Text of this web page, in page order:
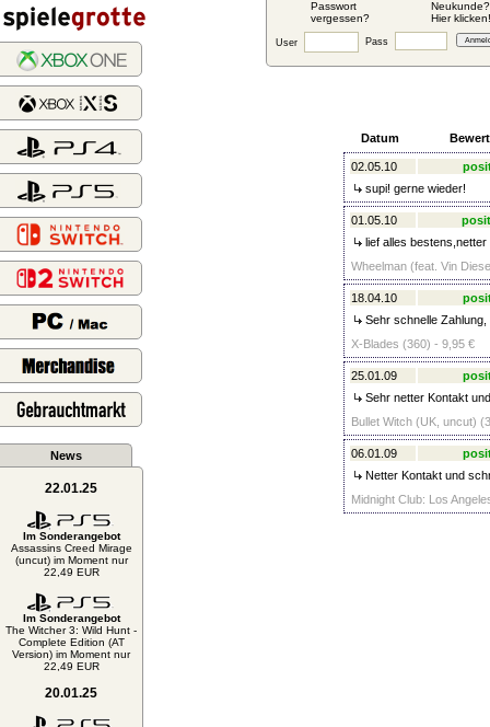
Passwort
vergessen?
Neukunde?
Hier klicken!
User Pass
News
22.01.25
Im Sonderangebot
Assassins Creed Mirage
(uncut) im Moment nur
22,49 EUR
Im Sonderangebot
The Witcher 3: Wild Hunt -
Complete Edition (AT
Version) im Moment nur
22,49 EUR
20.01.25
Datum
02.05.10
supi! gerne wieder!
01.05.10
lief alles
Wheelman (feat. Vin
18.04.10
Sehr schnelle
X-Blades (360) - 9,95 €
25.01.09
Sehr netter Kontakt
Bullet Witch (UK, uncut)
06.01.09
Netter Kontakt und
Midnight Club: Los